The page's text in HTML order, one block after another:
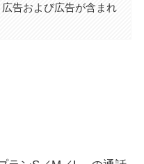
告および広告が含まれ